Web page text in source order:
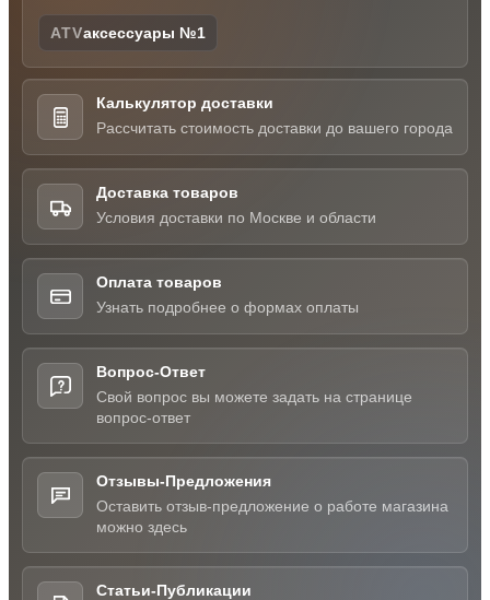
ATVаксессуары №1
Калькулятор доставки
Рассчитать стоимость доставки до вашего города
Доставка товаров
Условия доставки по Москве и области
Оплата товаров
Узнать подробнее о формах оплаты
Вопрос-Ответ
Свой вопрос вы можете задать на странице
вопрос-ответ
Отзывы-Предложения
Оставить отзыв-предложение о работе магазина
можно здесь
Статьи-Публикации